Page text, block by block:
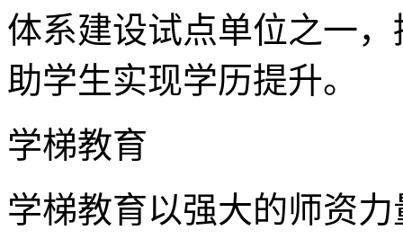
体系建设试点单位之一
助学生实现学历提升。
学梯教育
学梯教育以强大的师资